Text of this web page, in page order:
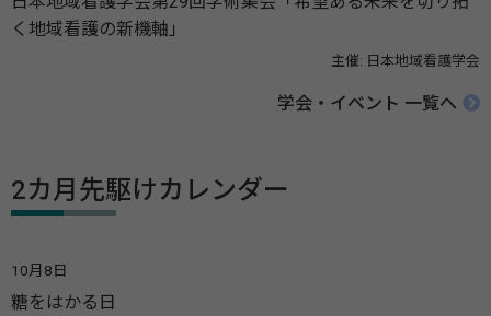
く地域看護の新機軸」
主催: 日本地域看護学会
学会・イベント 一覧へ
2カ月先駆けカレンダー
10月8日
糖をはかる日